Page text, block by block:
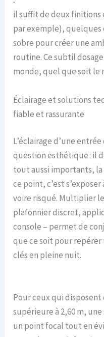
il suffit de deux finitions
par exemple),
sobre pour créer une
routine. Ce subtil
monde, quel que soit le
Éclairage et solutions
fiable et rassurante
L’éclairage d’une
question esthétique : il
tout aussi importants,
ce point, c’est
voire risqué. Multiplier
plafonnier discret,
console – permet de
que ce soit pour repérer
clés en pleine nuit.
Pour ceux qui
supérieure à 2,60 m,
un point focal tout en